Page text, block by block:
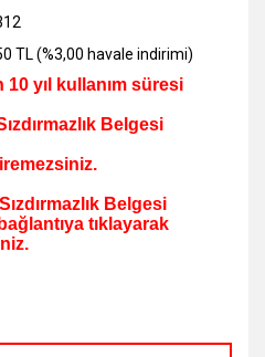
TL (%3,00 havale indirimi)
10 yıl kullanım süresi
Belgesi
Belgesi
tıklayarak